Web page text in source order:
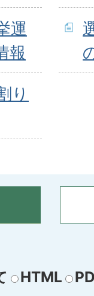
運
報
り
HTML